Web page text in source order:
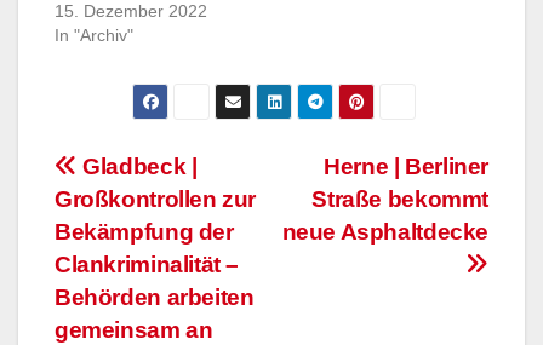
15. Dezember 2022
In "Archiv"
BeitragsnavigationHerne | Berliner
Straße bekommt
neue Asphaltdecke
Gladbeck |
Großkontrollen zur
Bekämpfung der
Clankriminalität –
Behörden arbeiten
gemeinsam an